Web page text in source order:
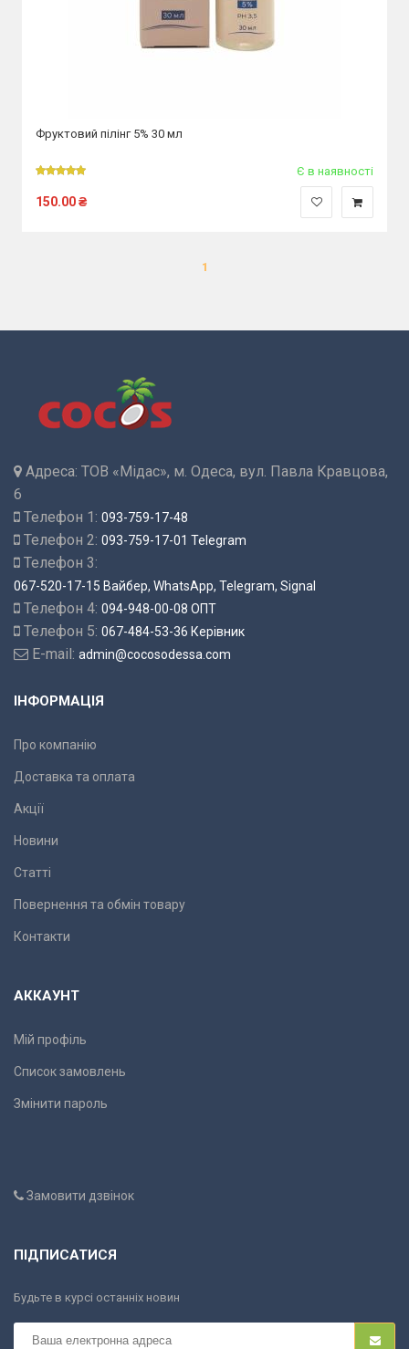
Фруктовий пілінг 5% 30 мл
Є в наявності
150.00₴
1
Адреса: ТОВ «Мідас», м. Одеса, вул. Павла Кравцова,
6
Телефон 1: 093-759-17-48
Телефон 2: 093-759-17-01 Telegram
Телефон 3:
067-520-17-15 Вайбер, WhatsApp, Telegram, Signal
Телефон 4: 094-948-00-08 ОПТ
Телефон 5: 067-484-53-36 Керівник
E-mail: admin@cocosodessa.com
ІНФОРМАЦІЯ
Про компанію
Доставка та оплата
Акції
Новини
Статті
Повернення та обмін товару
Контакти
АККАУНТ
Мій профіль
Список замовлень
Змінити пароль
Замовити дзвінок
ПІДПИСАТИСЯ
Будьте в курсі останніх новин